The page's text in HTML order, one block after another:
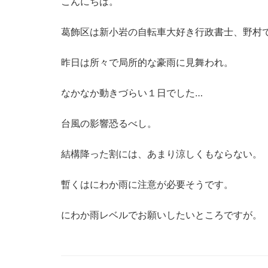
葛飾区は新小岩の自転車大好き行政書士、野村
昨日は所々で局所的な豪雨に見舞われ。
なかなか動きづらい１日でした…
台風の影響恐るべし。
結構降った割には、あまり涼しくもならない。
暫くはにわか雨に注意が必要そうです。
にわか雨レベルでお願いしたいところですが。